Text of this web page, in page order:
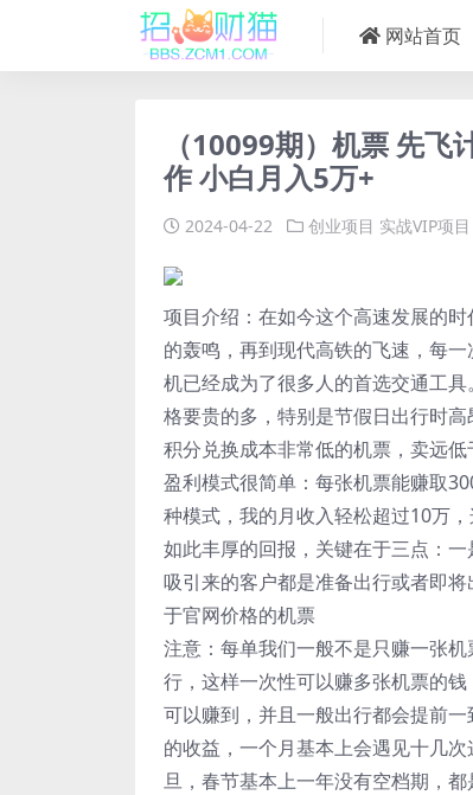
网站首页
（10099期）机票 先
作 小白月入5万+
2024-04-22 创业项目 实战VIP项目
项目介绍：在如今这个高速发展的
的轰鸣，再到现代高铁的飞速，每
机已经成为了很多人的首选交通工
格要贵的多，特别是节假日出行时
积分兑换成本非常低的机票，卖远
盈利模式很简单：每张机票能赚取
种模式，我的月收入轻松超过10万
如此丰厚的回报，关键在于三点：
吸引来的客户都是准备出行或者即
于官网价格的机票
注意：每单我们一般不是只赚一张
行，这样一次性可以赚多张机票的
可以赚到，并且一般出行都会提前
的收益，一个月基本上会遇见十几
旦，春节基本上一年没有空档期，